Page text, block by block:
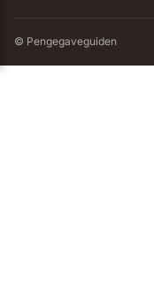
© Pengegaveguiden